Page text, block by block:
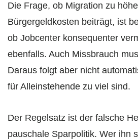
Die Frage, ob Migration zu
Bürgergeldkosten beiträgt, ist
ob Jobcenter konsequenter
ebenfalls. Auch Missbrauch
Daraus folgt aber nicht
für Alleinstehende zu viel sind.
Der Regelsatz ist der falsche
pauschale Sparpolitik. Wer ihn